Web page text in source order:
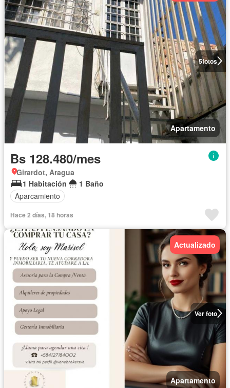
5fotos
Apartamento
Bs 128.480/mes
Girardot, Aragua
1 Habitación
1 Baño
Aparcamiento
Hace 2 días, 18 horas
Ver foto
Actualizado
Apartamento